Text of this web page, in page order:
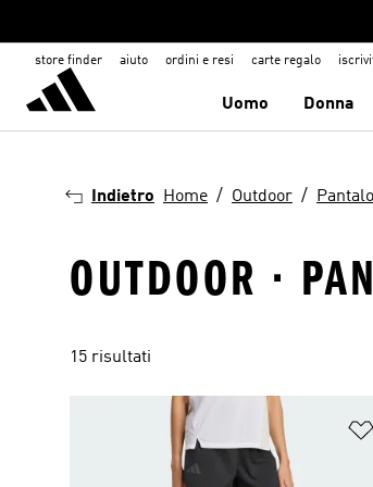
store finder aiuto ordini e resi carte regalo
Uomo Donna
Indietro Home Outdoor
OUTDOOR ·
15 risultati